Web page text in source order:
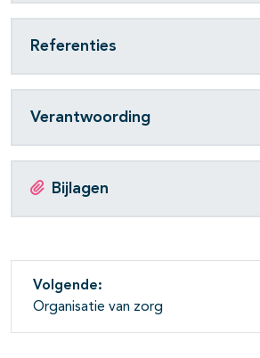
Referenties
Verantwoording
Bijlagen
Volgende:
Organisatie van zorg